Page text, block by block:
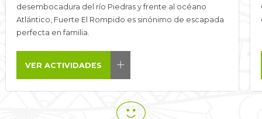
desembocadura del río Piedras y frente al océano
Atlántico, Fuerte El Rompido es sinónimo de escapada
perfecta en familia.
VER ACTIVIDADES